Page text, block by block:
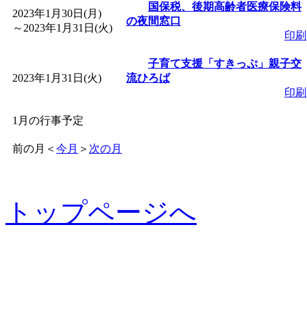
2023年1月30日(月)
～ 2023年1月31日(火)
国保税、後期高齢者医療保険料
の夜間窓口
印刷
2023年1月31日(火)
子育て支援「すきっぷ」親子交
流ひろば
印刷
1月の行事予定
前の月 ＜ 今月 ＞ 次の月
トップページへ